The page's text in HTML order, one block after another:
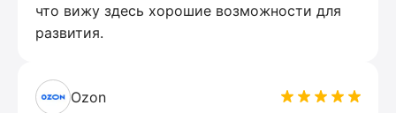
что вижу здесь хорошие возможности для
развития.
Ozon